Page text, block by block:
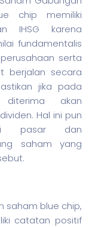
chip memiliki
IHSG karena
fundamentalis
serta
berjalan secara
jika pada
diterima akan
Hal ini pun
pasar dan
saham yang
saham blue chip,
catatan positif